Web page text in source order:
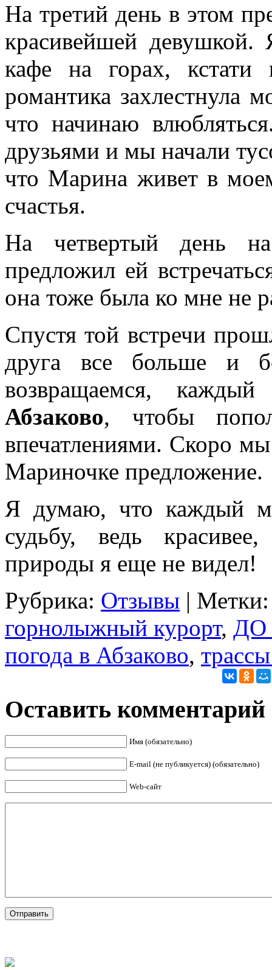
На третий день в этом
красивейшей девушкой.
кафе на горах,
романтика захлестнула
что начинаю
друзьями и мы начали
что Марина живет в
счастья.
На четвертый день
предложил ей
она тоже была ко мне не
Спустя той встречи
друга все больше и
возвращаемся,
Абзаково, чтобы
впечатлениями. Скоро
Мариночке предложение.
Я думаю, что каждый
судьбу, ведь
природы я еще не видел!
Рубрика: Отзывы |
горнолыжный курорт, ДО
погода в Абзаково,
Оставить комментарий
Имя (обязательно)
E-mail (не публикуется) (обязательно)
Web-сайт